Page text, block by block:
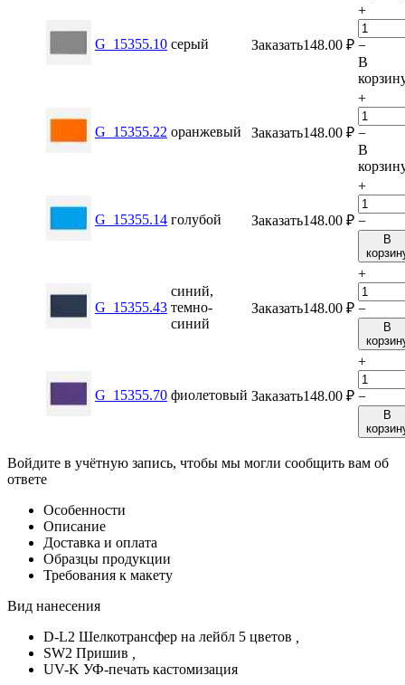
G_15355.10 серый Заказать148.00 ₽
+
−
В
G_15355.22 оранжевый Заказать148.00 ₽
+
−
В
G_15355.14 голубой Заказать148.00 ₽
+
−
В
G_15355.43
синий,
темно-
синий
Заказать148.00 ₽
+
−
В
G_15355.70 фиолетовый Заказать148.00 ₽
+
−
В
Войдите в учётную запись, чтобы мы могли сообщить вам об
ответе
Особенности
Описание
Доставка и оплата
Образцы продукции
Требования к макету
Вид нанесения
D-L2 Шелкотрансфер на лейбл 5 цветов
SW2 Пришив
UV-K УФ-печать кастомизация